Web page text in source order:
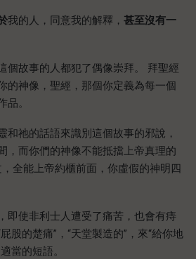
我的人，同意我的解釋， 甚至沒有一
個故事的人都犯了偶像崇拜。 拜聖經
的神像，聖經，那個你定義為每一個
品。
和祂的話語來識別這個故事的邪說，
，而你們的神像不能抵擋上帝真理的
全能上帝約櫃前面，你虛假的神明四
即使非利士人遭受了痛苦，也會有痔
股的楚痛”，“天堂製造的”，來“給你地
當的短語。